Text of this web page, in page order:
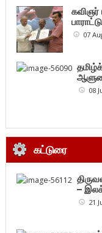
கவிஞர்
07
08
கட்டுரை
–
21